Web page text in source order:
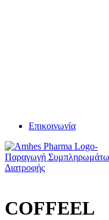
Επικοινωνία
COFFEEL